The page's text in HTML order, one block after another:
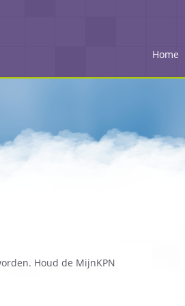
Home
Houd de MijnKPN